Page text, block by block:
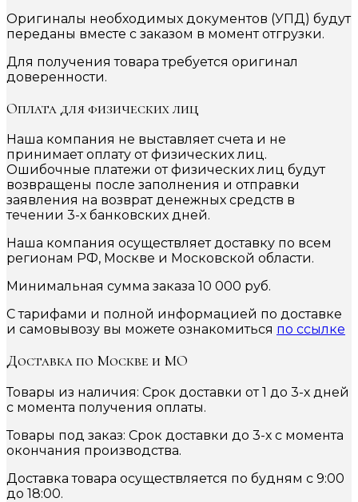
Оригиналы необходимых документов (УПД) будут
переданы вместе с заказом в момент отгрузки.
Для получения товара требуется оригинал
доверенности.
Оплата для физических лиц
Наша компания не выставляет счета и не
принимает оплату от физических лиц.
Ошибочные платежи от физических лиц будут
возвращены после заполнения и отправки
заявления на возврат денежных средств в
течении 3-х банковских дней.
Наша компания осуществляет доставку по всем
регионам РФ, Москве и Московской области.
Минимальная сумма заказа 10 000 руб.
С тарифами и полной информацией по доставке
и самовывозу вы можете ознакомиться по ссылке
Доставка по Москве и МО
Товары из наличия: Срок доставки от 1 до 3-х дней
с момента получения оплаты.
Товары под заказ: Срок доставки до 3-х с момента
окончания производства.
Доставка товара осуществляется по будням с 9:00
до 18:00.